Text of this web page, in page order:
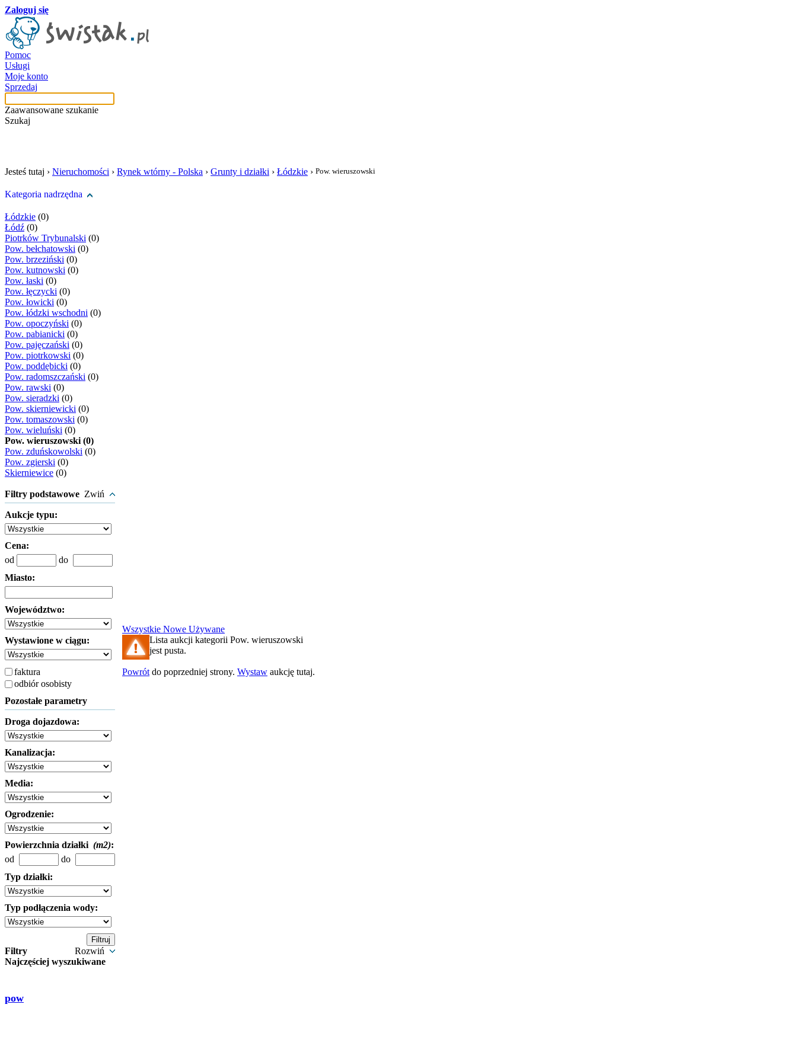
Zaloguj się
Pomoc
Usługi
Moje konto
Sprzedaj
Zaawansowane szukanie
Szukaj
Jesteś tutaj › Nieruchomości › Rynek wtórny - Polska › Grunty i działki › Łódzkie › Pow. wieruszowski
Kategoria nadrzędna
Łódzkie (0)
Łódź (0)
Piotrków Trybunalski (0)
Pow. bełchatowski (0)
Pow. brzeziński (0)
Pow. kutnowski (0)
Pow. łaski (0)
Pow. łęczycki (0)
Pow. łowicki (0)
Pow. łódzki wschodni (0)
Pow. opoczyński (0)
Pow. pabianicki (0)
Pow. pajęczański (0)
Pow. piotrkowski (0)
Pow. poddębicki (0)
Pow. radomszczański (0)
Pow. rawski (0)
Pow. sieradzki (0)
Pow. skierniewicki (0)
Pow. tomaszowski (0)
Pow. wieluński (0)
Pow. wieruszowski (0)
Pow. zduńskowolski (0)
Pow. zgierski (0)
Skierniewice (0)
Filtry podstawowe Zwiń
Aukcje typu:
Cena:
od
do
Miasto:
Województwo:
Wystawione w ciągu:
faktura
odbiór osobisty
Pozostałe parametry
Droga dojazdowa:
Kanalizacja:
Media:
Ogrodzenie:
Powierzchnia działki (m2):
od
do
Typ działki:
Typ podłączenia wody:
Filtry
Rozwiń
Najczęściej wyszukiwane
pow
Wszystkie Nowe Używane
Lista aukcji kategorii Pow. wieruszowski
jest pusta.
Powrót do poprzedniej strony. Wystaw aukcję tutaj.